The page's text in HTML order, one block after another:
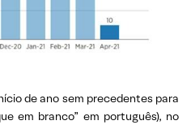
de ano sem precedentes para
em branco” em português), no